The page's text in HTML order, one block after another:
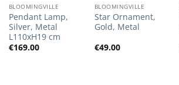
BLOOMINGVILLE
Pendant Lamp,
Silver, Metal
L110xH19 cm
€169.00
BLOOMINGVILLE
Star Ornament,
Gold, Metal
€49.00